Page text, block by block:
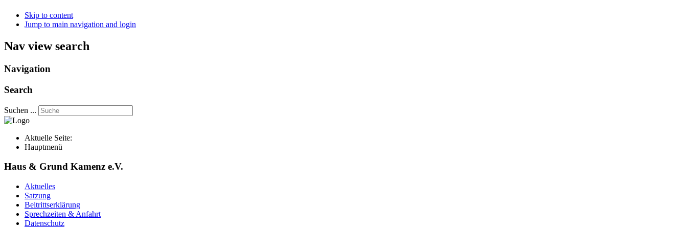
Skip to content
Jump to main navigation and login
Nav view search
Navigation
Search
Suchen ...
Aktuelle Seite:
Hauptmenü
Haus & Grund Kamenz e.V.
Aktuelles
Satzung
Beitrittserklärung
Sprechzeiten & Anfahrt
Datenschutz